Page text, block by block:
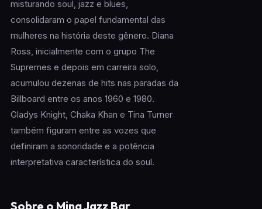
misturando soul, jazz e blues,
consolidaram o papel fundamental das
mulheres na história deste gênero. Diana
Ross, inicialmente com o grupo The
Supremes e depois em carreira solo,
acumulou dezenas de hits nas paradas da
Billboard entre os anos 1960 e 1980.
Gladys Knight, Chaka Khan e Tina Turner
também figuram entre as vozes que
definiram a sonoridade e a potência
interpretativa característica do soul.
Sobre o Mina Jazz Bar